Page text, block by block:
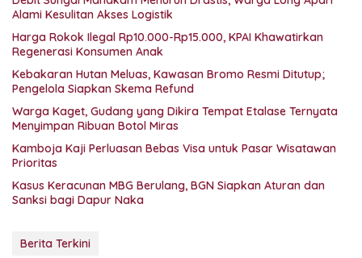
Alami Kesulitan Akses Logistik
Harga Rokok Ilegal Rp10.000-Rp15.000, KPAI Khawatirkan
Regenerasi Konsumen Anak
Kebakaran Hutan Meluas, Kawasan Bromo Resmi Ditutup;
Pengelola Siapkan Skema Refund
Warga Kaget, Gudang yang Dikira Tempat Etalase Ternyata
Menyimpan Ribuan Botol Miras
Kamboja Kaji Perluasan Bebas Visa untuk Pasar Wisatawan
Prioritas
Kasus Keracunan MBG Berulang, BGN Siapkan Aturan dan
Sanksi bagi Dapur Naka
Berita Terkini